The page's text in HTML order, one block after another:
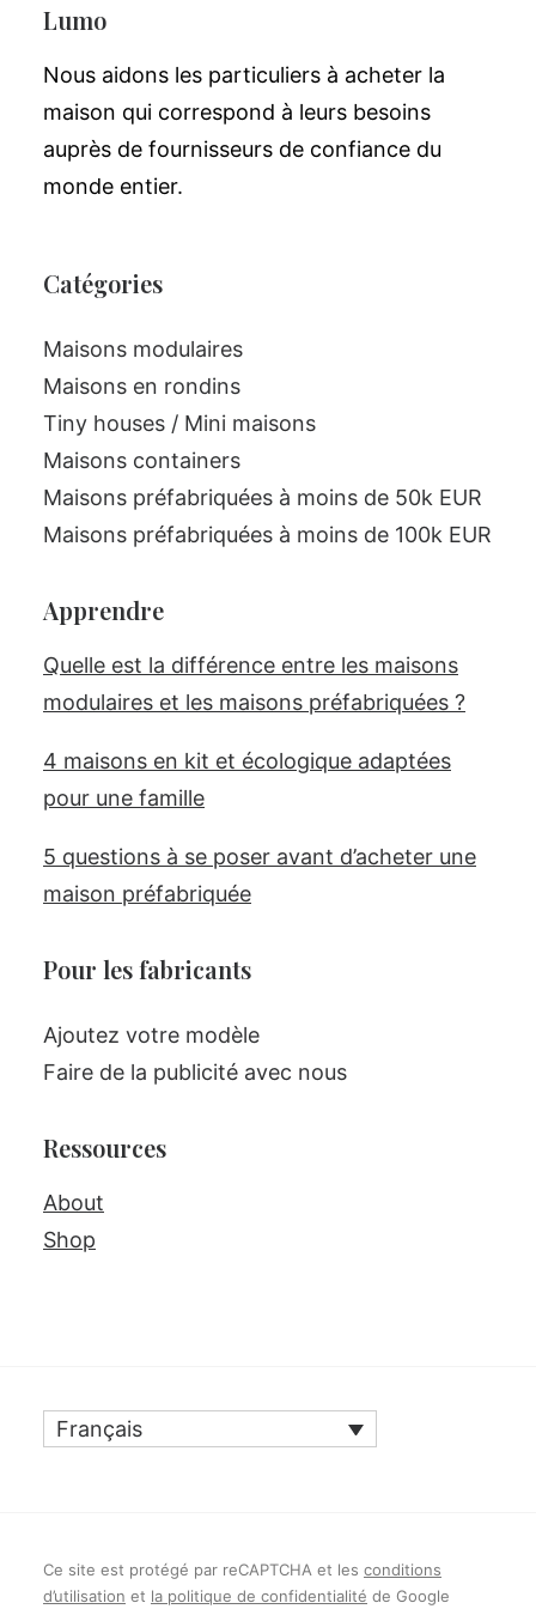
Lumo
Nous aidons les particuliers à acheter la
maison qui correspond à leurs besoins
auprès de fournisseurs de confiance du
monde entier.
Catégories
Maisons modulaires
Maisons en rondins
Tiny houses / Mini maisons
Maisons containers
Maisons préfabriquées à moins de 50k EUR
Maisons préfabriquées à moins de 100k EUR
Apprendre
Quelle est la différence entre les maisons
modulaires et les maisons préfabriquées ?
4 maisons en kit et écologique adaptées
pour une famille
5 questions à se poser avant d’acheter une
maison préfabriquée
Pour les fabricants
Ajoutez votre modèle
Faire de la publicité avec nous
Ressources
About
Shop
Français
Ce site est protégé par reCAPTCHA et les conditions
d’utilisation et la politique de confidentialité de Google